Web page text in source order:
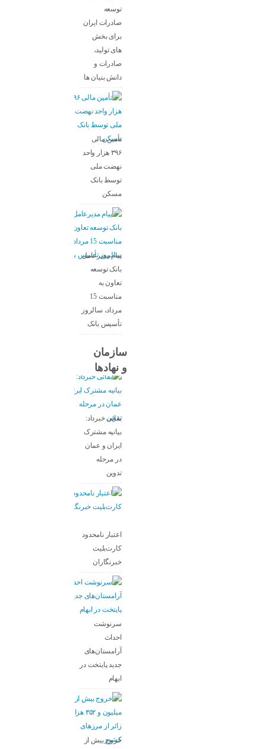
توسعه
صادرات ایران
برای بخش
های تولید،
صادرات و
دانش بنیان ها
تأمین مالی
۳۹۶ هزار واحد
نهضت ملی
توسط بانک
مسکن
پیام مدیرعامل
بانک توسعه
تعاون به
مناسبت 15
مرداد، سالروز
تأسیس بانک
سازمان
و نهادها
بقائی خبرداد:
بیانیه مشترک
ایران و عمان
در مرحله
تدوین
اعتبار نامحدود
کارت‌بلیت
خبرنگاران
سرنوشت
احداث
آرامستان‌های
جدید پایتخت در
ابهام
خروج بیش از